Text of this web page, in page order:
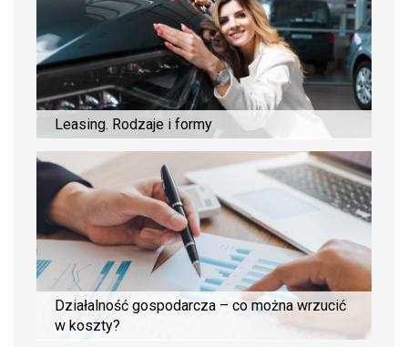
Leasing. Rodzaje i formy
Działalność gospodarcza – co można wrzucić
w koszty?